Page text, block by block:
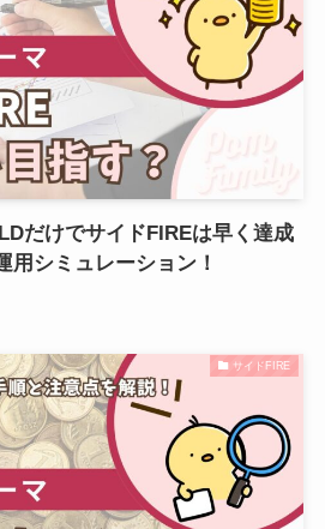
だけでサイドFIREは早く達成
用シミュレーション！
サイドFIRE